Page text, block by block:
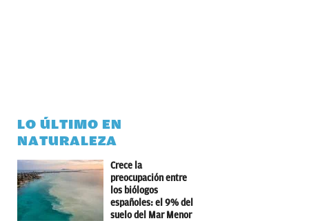
LO ÚLTIMO EN
NATURALEZA
Crece la
preocupación entre
los biólogos
españoles: el 9% del
suelo del Mar Menor